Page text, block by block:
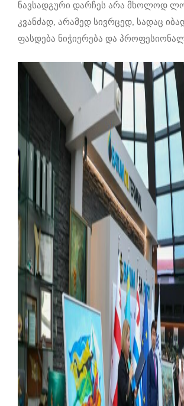
ნავსადგური დარჩეს არა მხოლოდ
კვანძად, არამედ სივრცედ, სადაც
ფასდება ნიჭიერება და